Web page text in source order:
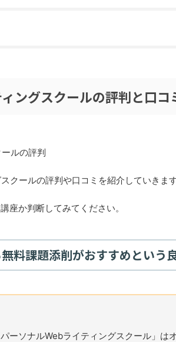
ングスクールの評判と口コ
クールの評判や口コミを紹介していきます
座か判断してみてください。
料課題添削がおすすめという
ーソナルWebライティングスクール」はオ